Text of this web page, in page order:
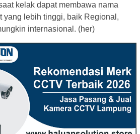
kelak dapat membawa nama
yang lebih tinggi, baik Regional,
internasional. (her)